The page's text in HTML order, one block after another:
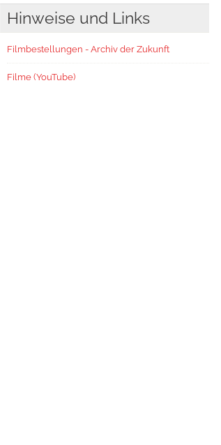
Hinweise und Links
Filmbestellungen - Archiv der Zukunft
Filme (YouTube)